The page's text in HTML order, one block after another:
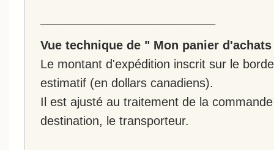
Vue technique de " Mon panier
Le montant d'expédition inscrit sur le
estimatif (en dollars canadiens).
Il est ajusté au traitement de la
destination, le transporteur.